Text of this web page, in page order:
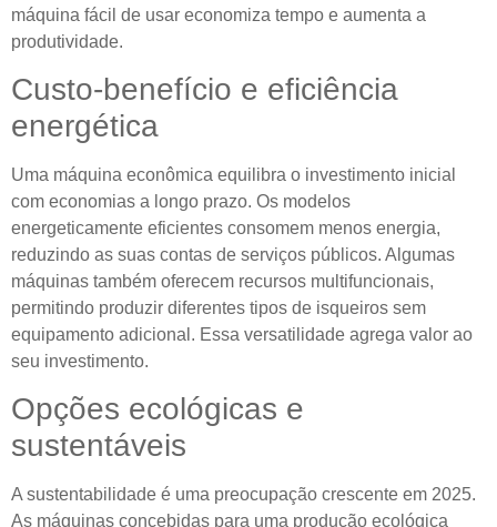
máquina fácil de usar economiza tempo e aumenta a
produtividade.
Custo-benefício e eficiência
energética
Uma máquina econômica equilibra o investimento inicial
com economias a longo prazo. Os modelos
energeticamente eficientes consomem menos energia,
reduzindo as suas contas de serviços públicos. Algumas
máquinas também oferecem recursos multifuncionais,
permitindo produzir diferentes tipos de isqueiros sem
equipamento adicional. Essa versatilidade agrega valor ao
seu investimento.
Opções ecológicas e
sustentáveis
A sustentabilidade é uma preocupação crescente em 2025.
As máquinas concebidas para uma produção ecológica